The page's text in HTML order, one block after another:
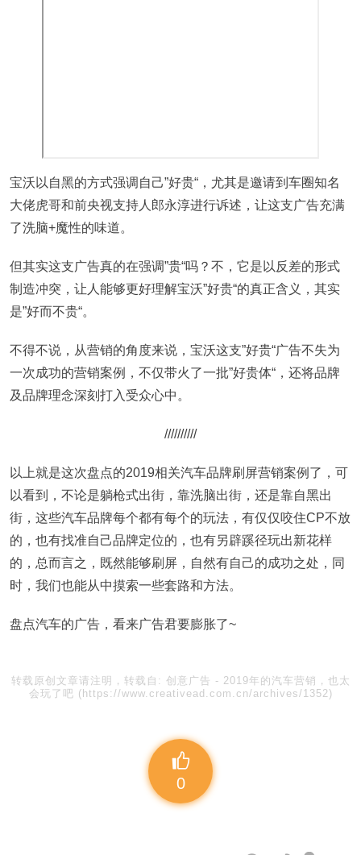
宝沃以自黑的方式强调自己”好贵“，尤其是邀请到车圈知名
大佬虎哥和前央视支持人郎永淳进行诉述，让这支广告充满
了洗脑+魔性的味道。
但其实这支广告真的在强调”贵“吗？不，它是以反差的形式
制造冲突，让人能够更好理解宝沃”好贵“的真正含义，其实
是”好而不贵“。
不得不说，从营销的角度来说，宝沃这支”好贵“广告不失为
一次成功的营销案例，不仅带火了一批”好贵体“，还将品牌
及品牌理念深刻打入受众心中。
//////////
以上就是这次盘点的2019相关汽车品牌刷屏营销案例了，可
以看到，不论是躺枪式出街，靠洗脑出街，还是靠自黑出
街，这些汽车品牌每个都有每个的玩法，有仅仅咬住CP不放
的，也有找准自己品牌定位的，也有另辟蹊径玩出新花样
的，总而言之，既然能够刷屏，自然有自己的成功之处，同
时，我们也能从中摸索一些套路和方法。
盘点汽车的广告，看来广告君要膨胀了~
转载原创文章请注明，转载自: 创意广告 - 2019年的汽车营销，也太
会玩了吧 (https://www.creativead.com.cn/archives/1352)
0